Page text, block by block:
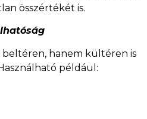
összértékét is.
hanem kültéren is
például: